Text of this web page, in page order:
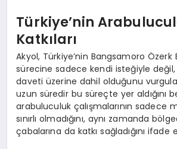
Türkiye’nin
Katkıları
Akyol, Türkiye’nin Bangsamoro Özerk
sürecine sadece kendi isteğiyle
daveti üzerine dahil olduğunu
uzun süredir bu süreçte yer aldığını
arabuluculuk çalışmalarının sadece
sınırlı olmadığını, aynı zamanda
çabalarına da katkı sağladığını ifade